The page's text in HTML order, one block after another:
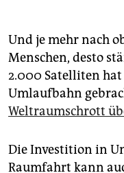
Und je mehr nach
Menschen, desto
2.000 Satelliten
Umlaufbahn
Weltraumschrott
Die Investition in
Raumfahrt kann